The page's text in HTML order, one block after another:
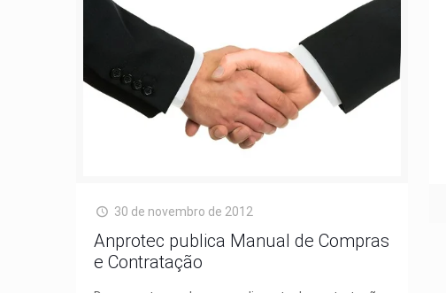
30 de novembro de 2012
Anprotec publica Manual de Compras
e Contratação